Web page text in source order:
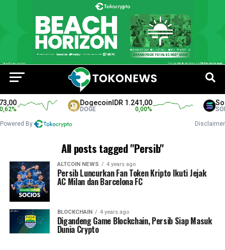
%
DogecoinIDR 1.241,00
DOGE 0,00% SOL
Powered By Disclaimer
All posts tagged "Persib"
ALTCOIN NEWS 4 years ago
Persib Luncurkan Fan Token Kripto Ikuti Jejak
AC Milan dan Barcelona FC
BLOCKCHAIN 4 years ago
Digandeng Game Blockchain, Persib Siap Masuk
Dunia Crypto